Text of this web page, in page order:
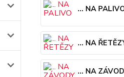
... NA
... NA
... NA